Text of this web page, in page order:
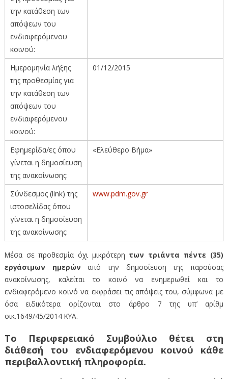
την κατάθεση των
απόψεων του
ενδιαφερόμενου
κοινού:
Ημερομηνία λήξης
της προθεσμίας για
την κατάθεση των
απόψεων του
ενδιαφερόμενου
κοινού:
01/12/2015
Εφημερίδα/ες όπου
γίνεται η δημοσίευση
της ανακοίνωσης:
«Ελεύθερο Βήμα»
Σύνδεσμος (link) της
ιστοσελίδας όπου
γίνεται η δημοσίευση
της ανακοίνωσης:
www.pdm.gov.gr
Μέσα σε προθεσμία όχι μικρότερη των τριάντα πέντε (35)
εργάσιμων ημερών από την δημοσίευση της παρούσας
ανακοίνωσης, καλείται το κοινό να ενημερωθεί και το
ενδιαφερόμενο κοινό να εκφράσει τις απόψεις του, σύμφωνα με
όσα ειδικότερα ορίζονται στο άρθρο 7 της υπ’ αρίθμ
οικ.1649/45/2014 ΚΥΑ.
Το Περιφερειακό Συμβούλιο θέτει στη
διάθεσή του ενδιαφερόμενου κοινού κάθε
περιβαλλοντική πληροφορία.